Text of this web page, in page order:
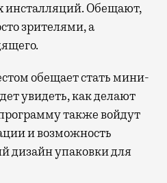
инсталляций. Обещают,
зрителями, а
обещает стать мини-
увидеть, как делают
также войдут
и возможность
дизайн упаковки для